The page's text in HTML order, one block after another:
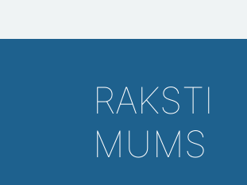
RAKSTI
MUMS